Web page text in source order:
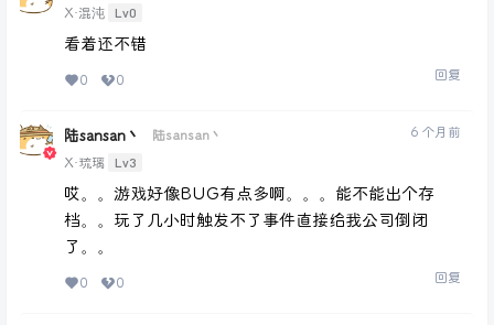
X·混沌 Lv0
看着还不错
0 0 回复
陆sansan丶
陆sansan丶
X·琉璃
Lv3
6 个月前
哎。。游戏好像BUG有点多啊。。。能不能出个存
档。。玩了几小时触发不了事件直接给我公司倒闭
了。。
0 0 回复